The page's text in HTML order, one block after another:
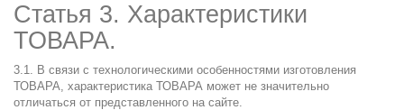
Статья 3. Характеристики
ТОВАРА.
3.1. В связи с технологическими особенностями изготовления
ТОВАРА, характеристика ТОВАРА может не значительно
отличаться от представленного на сайте.